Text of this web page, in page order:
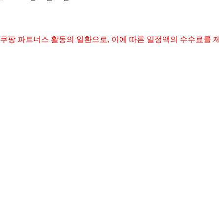
팡 파트너스 활동의 일환으로, 이에 따른 일정액의 수수료를